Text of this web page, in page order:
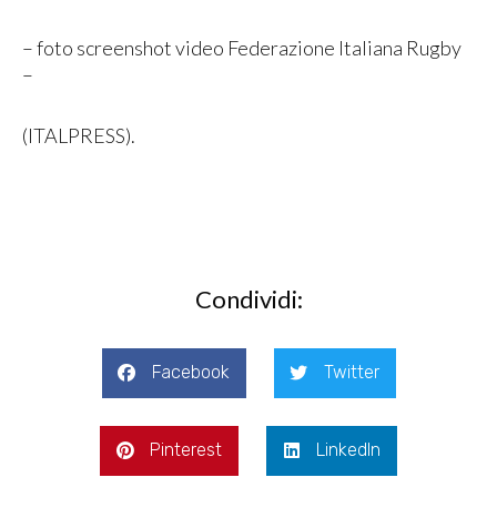
– foto screenshot video Federazione Italiana Rugby
–
(ITALPRESS).
Condividi:
Facebook Twitter
Pinterest LinkedIn